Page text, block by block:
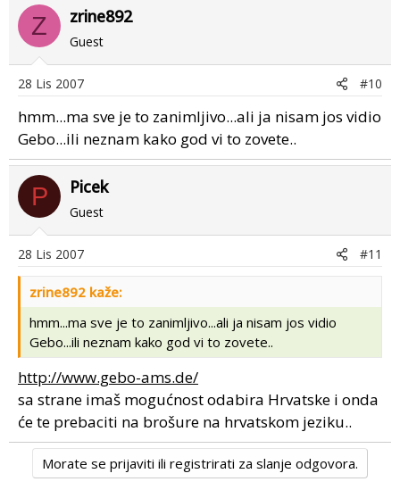
Z zrine892
Guest
28 Lis 2007 #10
hmm...ma sve je to zanimljivo...ali ja nisam jos vidio
Gebo...ili neznam kako god vi to zovete..
P Picek
Guest
28 Lis 2007 #11
zrine892 kaže:
hmm...ma sve je to zanimljivo...ali ja nisam jos vidio
Gebo...ili neznam kako god vi to zovete..
http://www.gebo-ams.de/
sa strane imaš mogućnost odabira Hrvatske i onda
će te prebaciti na brošure na hrvatskom jeziku..
Morate se prijaviti ili registrirati za slanje odgovora.